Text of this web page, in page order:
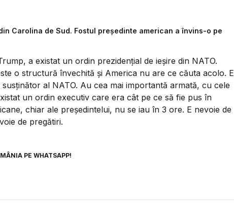
Carolina de Sud. Fostul președinte american a învins-o pe
a existat un ordin prezidențial de ieșire din NATO.
o structură învechită și America nu are ce căuta acolo. E
al NATO. Au cea mai importantă armată, cu cele
un ordin executiv care era cât pe ce să fie pus în
chiar ale președintelui, nu se iau în 3 ore. E nevoie de
de pregătiri.
PE WHATSAPP!